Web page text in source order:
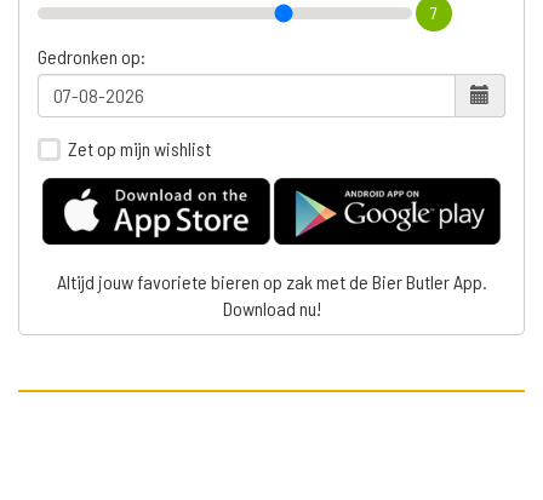
7
Gedronken op:
Zet op mijn wishlist
Altijd jouw favoriete bieren op zak met de Bier Butler App.
Download nu!